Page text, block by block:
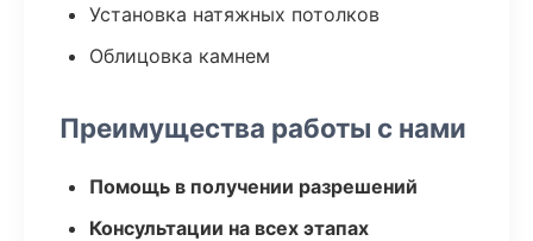
Установка натяжных потолков
Облицовка камнем
Преимущества работы с нами
Помощь в получении разрешений
Консультации на всех этапах